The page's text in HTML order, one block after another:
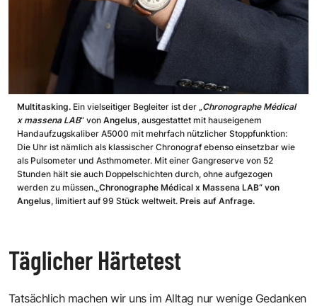
Multitasking. Ein vielseitiger Begleiter ist der „Chronographe Médical
x massena LAB“ von Angelus, ausgestattet mit hauseigenem
Handaufzugskaliber A5000 mit mehrfach nützlicher Stoppfunktion:
Die Uhr ist nämlich als klassischer Chronograf ebenso einsetzbar wie
als Pulsometer und Asthmometer. Mit einer Gangreserve von 52
Stunden hält sie auch Doppelschichten durch, ohne aufgezogen
werden zu müssen. „Chronographe Médical x Massena LAB“ von
Angelus, limitiert auf 99 Stück weltweit. Preis auf Anfrage.
Täglicher Härtetest
Tatsächlich machen wir uns im Alltag nur wenige Gedanken